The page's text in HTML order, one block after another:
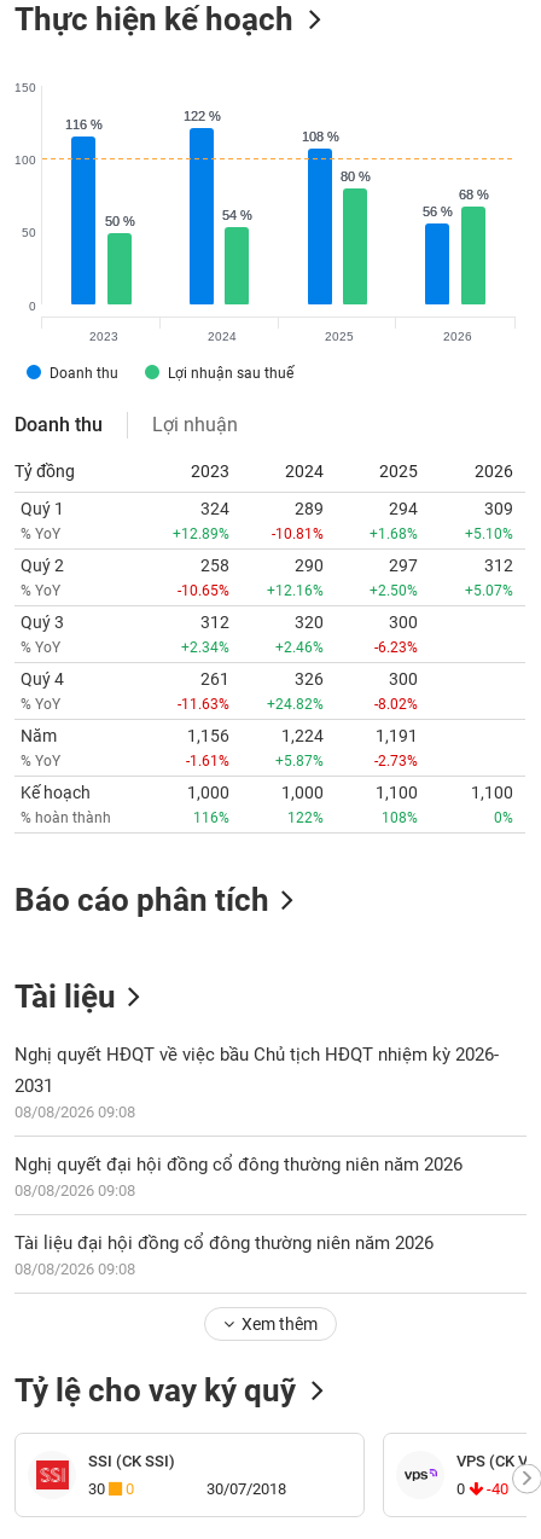
Thực hiện kế hoạch
116 %
116 %
122 %
122 %
108 %
108 %
56 %
56 %
50 %
50 % 54 %
54 %
80 %
80 %
68 %
68 %
Doanh thu Lợi nhuận sau thuế
0
50
100
150
2023 2024 2025 2026
Doanh thu Lợi nhuận
Tỷ đồng 2023 2024 2025
2026
Quý 1
% YoY
324
+12.89%
289
-10.81%
294
+1.68%
309
+5.10%
Quý 2
% YoY
258
-10.65%
290
+12.16%
297
+2.50%
312
+5.07%
Quý 3
% YoY
312
+2.34%
320
+2.46%
300
-6.23%
Quý 4
% YoY
261
-11.63%
326
+24.82%
300
-8.02%
Năm
% YoY
1,156
-1.61%
1,224
+5.87%
1,191
-2.73%
Kế hoạch
% hoàn thành
1,000
116%
1,000
122%
1,100
108%
1,100
0%
Báo cáo phân tích
Tài liệu
Nghị quyết HĐQT về việc bầu Chủ tịch HĐQT nhiệm kỳ 2026-
2031
08/08/2026 09:08
Nghị quyết đại hội đồng cổ đông thường niên năm 2026
08/08/2026 09:08
Tài liệu đại hội đồng cổ đông thường niên năm 2026
08/08/2026 09:08
Xem thêm
Tỷ lệ cho vay ký quỹ
SSI (CK SSI)
30
0 30/07/2018
VPS (CK
0
-40